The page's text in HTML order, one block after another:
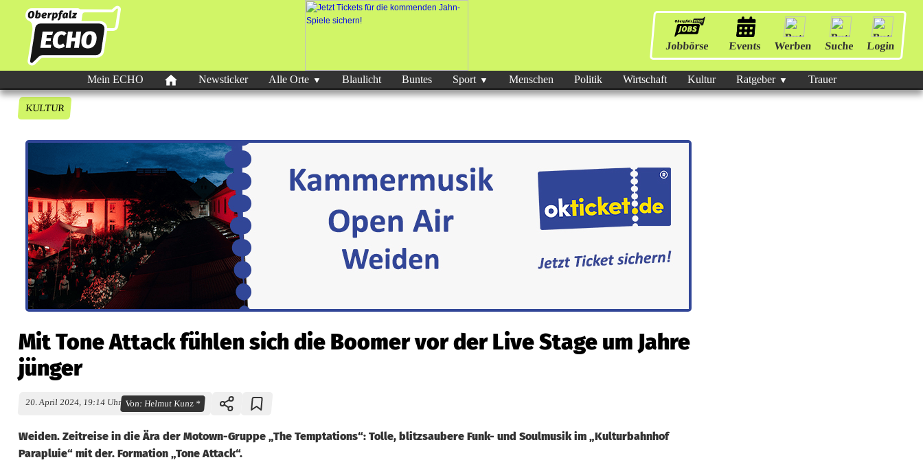
Jobbörse Events Werben Suche Login
Mein ECHO Newsticker Alle Orte Blaulicht Buntes Sport Menschen Politik Wirtschaft Kultur Ratgeber Trauer
KULTUR
Mit Tone Attack fühlen sich die Boomer vor der Live Stage um Jahre
jünger
20. April 2024, 19:14 Uhr Von:Helmut Kunz *
Weiden. Zeitreise in die Ära der Motown-Gruppe „The Temptations“: Tolle, blitzsaubere Funk- und Soulmusik im „Kulturbahnhof
Parapluie“ mit der. Formation „Tone Attack“.